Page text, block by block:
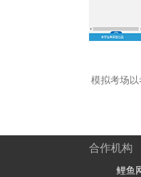
模拟考场
合作机构
鲤鱼